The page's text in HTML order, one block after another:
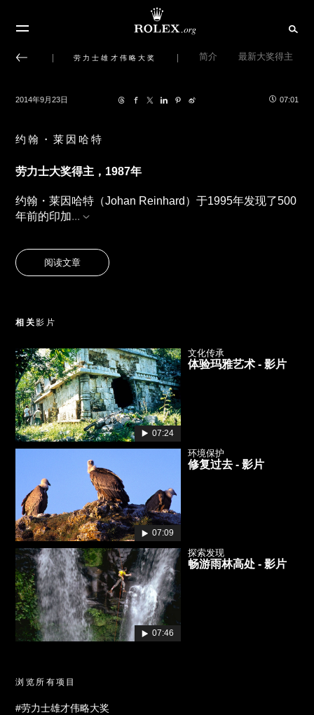
劳力士雄才伟略大奖 简介 最新大奖得主
2014年9月23日 07:01
约翰・莱因哈特
劳力士大奖得主， 1987年
约翰 ・莱因哈特（Johan Reinhard ）于1995年发现了500
年前的印加...
阅读文章
相关影片
07:24
文化传承
体验玛雅艺术 - 影片
07:09
环境保护
修复过去 - 影片
07:46
探索发现
畅游雨林高处 - 影片
浏览所有项目
#劳力士雄才伟略大奖